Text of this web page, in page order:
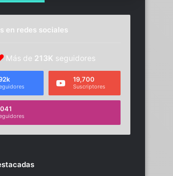
en redes sociales
Más de 213K seguidores
19,700
Suscriptores